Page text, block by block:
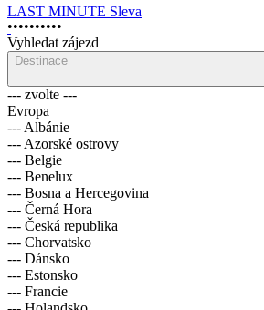
LAST MINUTE Sleva
••••••••••
Vyhledat zájezd
Destinace
--- zvolte ---
Evropa
--- Albánie
--- Azorské ostrovy
--- Belgie
--- Benelux
--- Bosna a Hercegovina
--- Černá Hora
--- Česká republika
--- Chorvatsko
--- Dánsko
--- Estonsko
--- Francie